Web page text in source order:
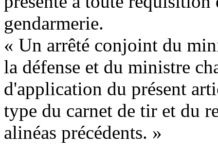
gendarmerie.
« Un arrêté conjoint du
la défense et du ministre
d'application du présent
type du carnet de tir et du
alinéas précédents. »